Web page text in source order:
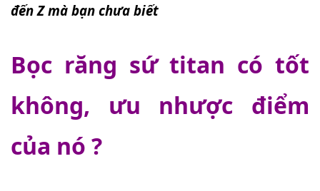
đến Z mà bạn chưa biết
Bọc răng sứ titan có tốt
không, ưu nhược điểm
của nó ?